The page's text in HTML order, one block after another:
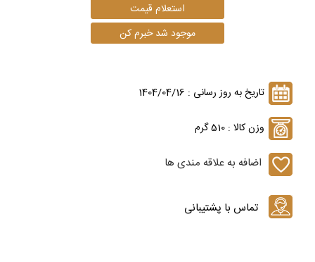
تاریخ به روز رسانی : 1404/04/16
وزن کالا : 510 گرم
اضافه به علاقه مندی ها